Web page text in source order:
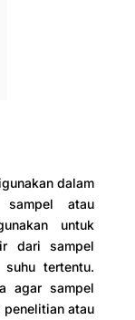
dalam
sampel atau
untuk
dari sampel
suhu tertentu.
agar sampel
atau